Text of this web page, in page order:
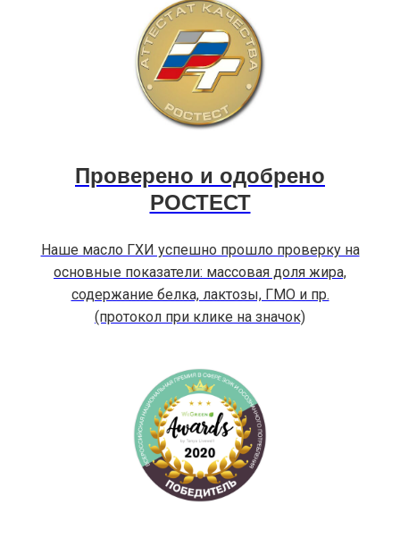
Проверено и одобрено
РОСТЕСТ
Наше масло ГХИ успешно прошло проверку на
основные показатели: массовая доля жира,
содержание белка, лактозы, ГМО и пр.
(протокол при клике на значок)